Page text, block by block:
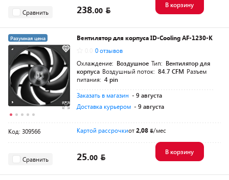
Сравнить 238.00
В корзину
Разумная цена
Вентилятор для корпуса ID-Cooling AF-1230-K
0 отзывов
Охлаждение: Воздушное Тип: Вентилятор для
корпуса Воздушный поток: 84.7 CFM Разъем
питания: 4 pin
Заказать в магазин - 9 августа
Доставка курьером - 9 августа
Код: 309566 Картой рассрочкиот2,08 /мес
Сравнить 25.00
В корзину